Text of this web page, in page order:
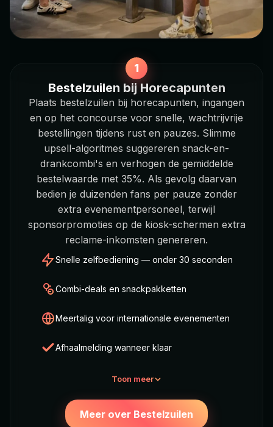
Bestelzuilen bij Horecapunten
Plaats bestelzuilen bij horecapunten, ingangen
en op het concourse voor snelle, wachtrijvrije
bestellingen tijdens rust en pauzes. Slimme
upsell-algoritmes suggereren snack-en-
drankcombi's en verhogen de gemiddelde
bestelwaarde met 35%. Als gevolg daarvan
bedien je duizenden fans per pauze zonder
extra evenementpersoneel, terwijl
sponsorpromoties op de kiosk-schermen extra
reclame-inkomsten genereren.
Snelle zelfbediening — onder 30 seconden
Combi-deals en snackpakketten
Meertalig voor internationale evenementen
Afhaalmelding wanneer klaar
Toon meer
Meer over Bestelzuilen